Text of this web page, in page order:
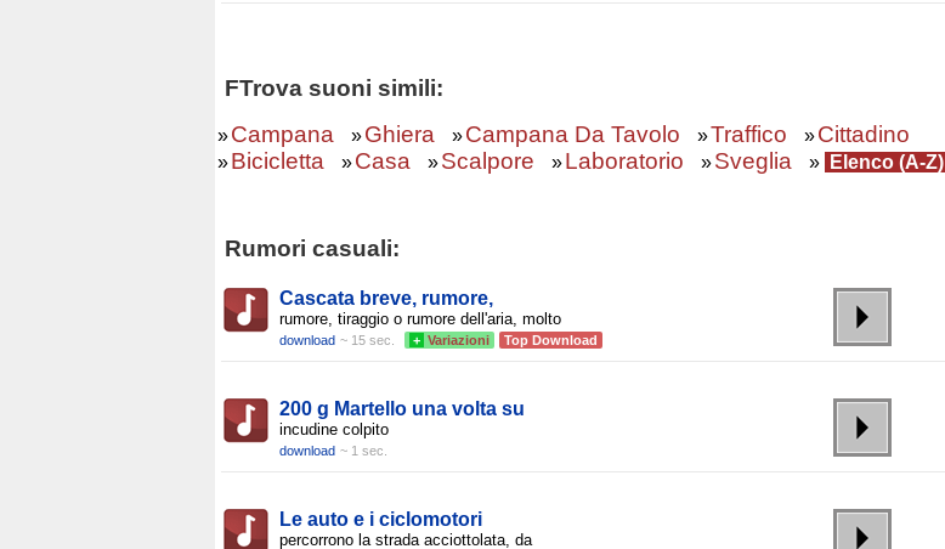
FTrova suoni simili:
»Campana »Ghiera »Campana Da Tavolo »Traffico »Cittadino
»Bicicletta »Casa »Scalpore »Laboratorio »Sveglia » Elenco (A-Z)
Rumori casuali:
Cascata breve, rumore,
rumore, tiraggio o rumore dell'aria, molto
download ~ 15 sec. + Variazioni Top Download
200 g Martello una volta su
incudine colpito
download ~ 1 sec.
Le auto e i ciclomotori
percorrono la strada acciottolata, da